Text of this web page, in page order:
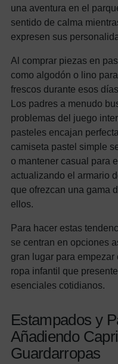
una aventura en el
sentido de calma
expresen sus
Al comprar piezas en
como algodón o lino
frescos durante esos
Los padres a menudo
problemas del juego
pasteles encajan
camiseta pastel simple
o mantener casual para
actualizando el armario
que ofrezcan una gama
ellos.
Para hacer estas
se centran en opciones
gran lugar para
ropa infantil que
esenciales cotidianos.
Estampados y
Añadiendo
Guardarropas